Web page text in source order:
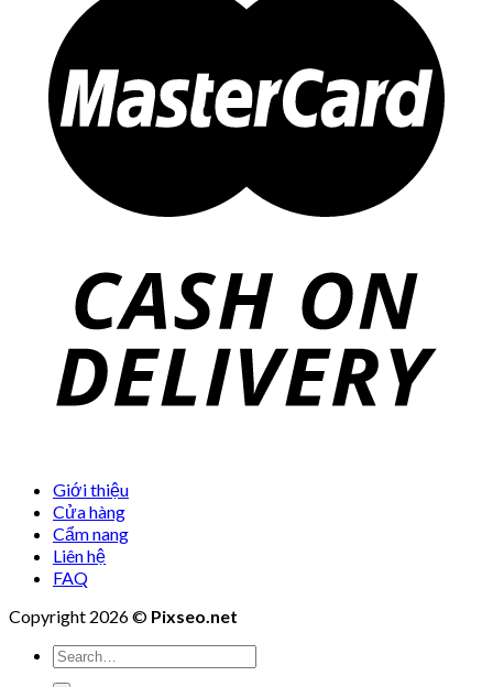
Giới thiệu
Cửa hàng
Cẩm nang
Liên hệ
FAQ
Copyright 2026 © Pixseo.net
Search
for: